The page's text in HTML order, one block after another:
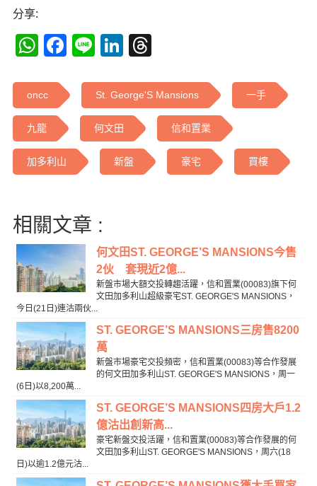
分享:
WhatsApp
Facebook
LineLinkedIn
oncc St. George'S Mansions 一手
九龍 何文田 信和置業
加多利山 新盤 豪宅 買樓
相關文章 :
何文田ST. GEORGE’S MANSIONS今售
2伙 套現近2億...
新盤市場大額交投轉趨活躍，信和置業(00083)旗下何
文田加多利山超級豪宅ST. GEORGE'S MANSIONS，
今日(21日)連沽兩伙...
ST. GEORGE’S MANSIONS三房售8200
萬
新盤市場豪宅交投頻密，信和置業(00083)等合作發展
的何文田加多利山ST. GEORGE'S MANSIONS，周一
(6日)以8,200萬...
ST. GEORGE’S MANSIONS四房大戶1.2
億沽出創新高...
豪宅新盤交投活躍，信和置業(00083)等合作發展的何
文田加多利山ST. GEORGE'S MANSIONS，周六(18
日)以逾1.2億元沽...